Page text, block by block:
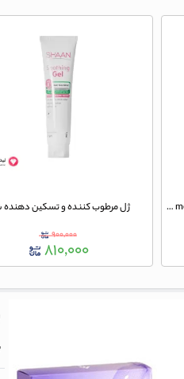
کرم آبرسان کلینیک مدل moisture surge 100h حجم 50 میلی لیتر ژل مرطوب کننده و تسکین دهنده
۹۰۰,۰۰۰
۸۱۰,۰۰۰